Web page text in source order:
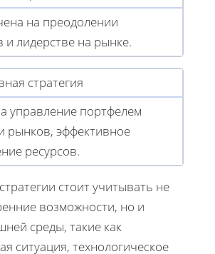
на преодолении
и лидерстве на рынке.
стратегия
управление портфелем
рынков, эффективное
ресурсов.
стоит учитывать не
возможности, но и
среды, такие как
ситуация, технологическое